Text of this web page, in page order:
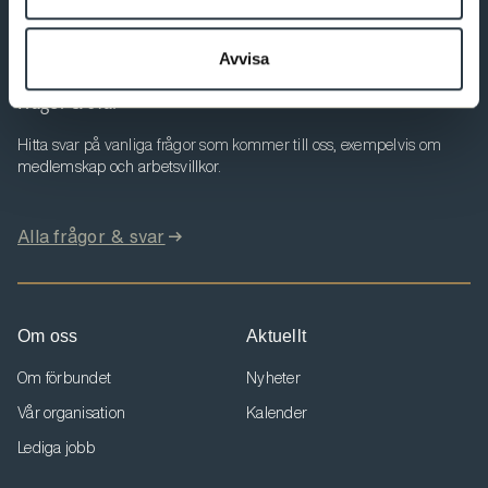
Avvisa
Frågor & svar
Hitta svar på vanliga frågor som kommer till oss, exempelvis om
medlemskap och arbetsvillkor.
Alla frågor & svar
Om oss
Om förbundet
Vår organisation
Lediga jobb
Aktuellt
Nyheter
Kalender